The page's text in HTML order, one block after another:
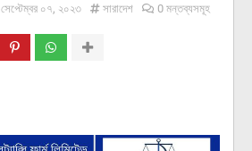
সেপ্টেম্বর ০৭, ২০২৩ সারাদেশ 0 মন্তব্যসমূহ